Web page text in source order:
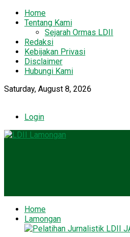
Home
Tentang Kami
Sejarah Ormas LDII
Redaksi
Kebijakan Privasi
Disclaimer
Hubungi Kami
Saturday, August 8, 2026
Login
Home
Lamongan